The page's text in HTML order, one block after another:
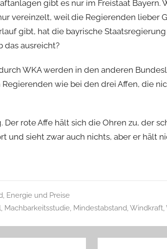
gibt es nur im Freistaat Bayern.
vereinzelt, weil die Regierenden lieber
gibt, hat die bayrische
das ausreicht?
WKA werden in den anderen
wie bei den drei Affen, die
rote Affe hält sich die Ohren zu, der
und sieht zwar auch nichts, aber er hält
, Energie und Preise
, Machbarkeitsstudie, Mindestabstand,Windkraft,